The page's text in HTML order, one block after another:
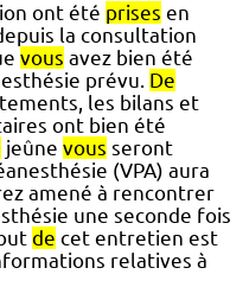
ont été prises en
la consultation
vous avez bien été
prévu. De
les bilans et
ont bien été
jeûne vous seront
(VPA) aura
amené à rencontrer
une seconde fois
de cet entretien est
relatives à